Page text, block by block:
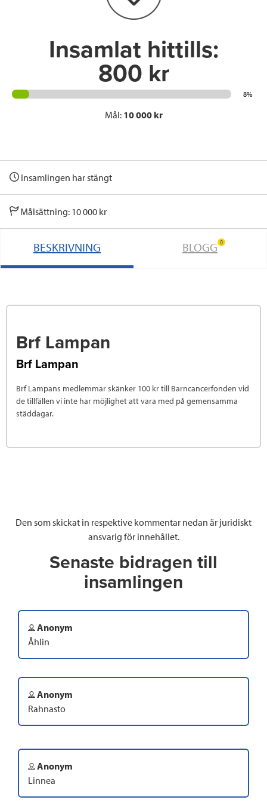
n
Insamlat hittills:
800 kr
8%
Mål: 10 000 kr
Insamlingen har stängt
Målsättning: 10 000 kr
BESKRIVNING BLOGG 0
Brf Lampan
Brf Lampan
Brf Lampans medlemmar skänker 100 kr till Barncancerfonden vid
de tillfällen vi inte har möjlighet att vara med på gemensamma
städdagar.
Den som skickat in respektive kommentar nedan är juridiskt
ansvarig för innehållet.
Senaste bidragen till
insamlingen
Anonym
Åhlin
Anonym
Rahnasto
Anonym
Linnea